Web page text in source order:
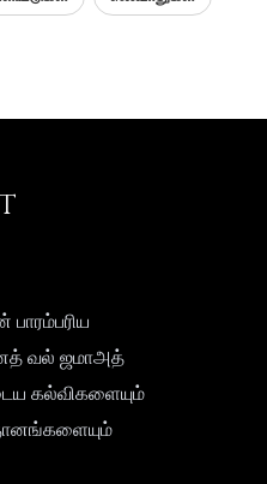
வல் ஜமாஅத்
கல்விகளையும்